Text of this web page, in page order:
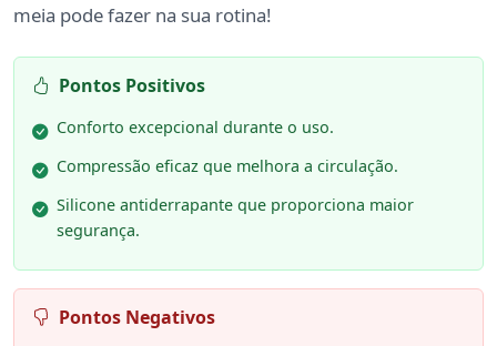
meia pode fazer na sua rotina!
Pontos Positivos
Conforto excepcional durante o uso.
Compressão eficaz que melhora a circulação.
Silicone antiderrapante que proporciona maior
segurança.
Pontos Negativos